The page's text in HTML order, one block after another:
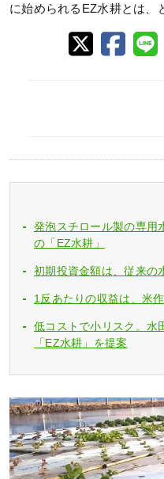
に始められるEZ水耕とは、
発泡スチロール製の専用
の「EZ水耕」
初期投資金額は、従来の
1反あたりの収益は、米
低コストで小リスク。水
「EZ水耕」を提案